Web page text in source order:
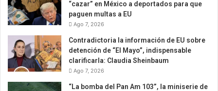
“cazar” en México a deportados para que
paguen multas a EU
Ago 7, 2026
Contradictoria la información de EU sobre
detención de “El Mayo”, indispensable
clarificarla: Claudia Sheinbaum
Ago 7, 2026
“La bomba del Pan Am 103”, la miniserie de